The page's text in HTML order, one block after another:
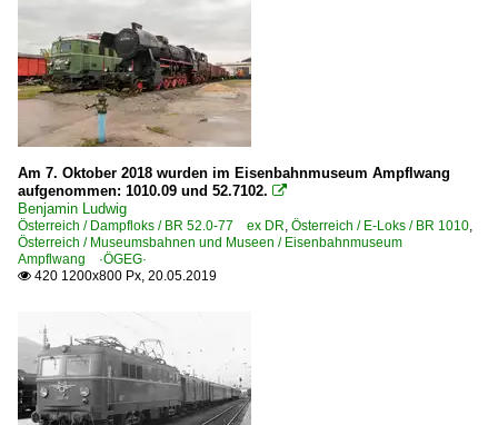
Am 7. Oktober 2018 wurden im Eisenbahnmuseum Ampflwang
aufgenommen: 1010.09 und 52.7102. 
Benjamin Ludwig
Österreich / Dampfloks / BR 52.0-77 ex DR, Österreich / E-Loks / BR 1010,
Österreich / Museumsbahnen und Museen / Eisenbahnmuseum
Ampflwang ·ÖGEG·
 420 1200x800 Px, 20.05.2019